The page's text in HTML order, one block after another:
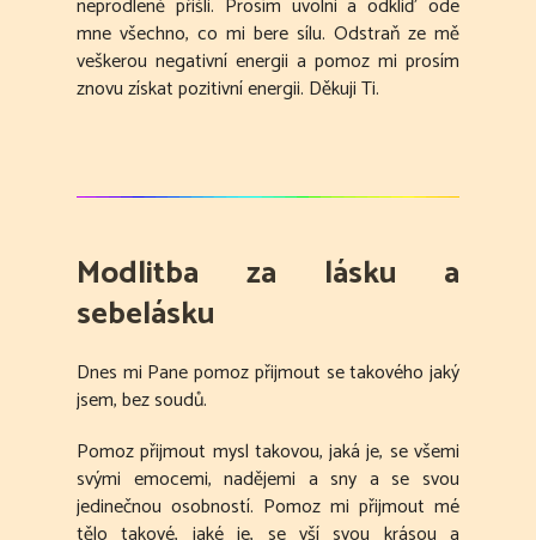
neprodleně přišli. Prosím uvolni a odkliď ode
mne všechno, co mi bere sílu. Odstraň ze mě
veškerou negativní energii a pomoz mi prosím
znovu získat pozitivní energii. Děkuji Ti.
Modlitba za lásku a
sebelásku
Dnes mi Pane pomoz přijmout se takového jaký
jsem, bez soudů.
Pomoz přijmout mysl takovou, jaká je, se všemi
svými emocemi, nadějemi a sny a se svou
jedinečnou osobností. Pomoz mi přijmout mé